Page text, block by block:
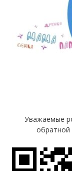
Уважаемые
обратной